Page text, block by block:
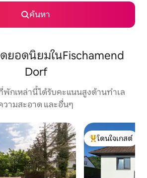
ค้นหา
อดนิยมในFischamend
Dorf
พักเหล่านี้ได้รับคะแนนสูงด้านทำเล
วามสะอาด และอื่นๆ
โดนใจเกสต์ที่สุด
โดนใจเกสต์